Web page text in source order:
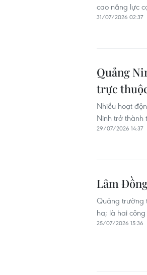
cao năng lực
31/07/2026 02:37
Quảng
trực
Nhiều hoạt
Ninh trở thành
29/07/2026 14:37
Lâm
Quảng trường
ha; là hai
25/07/2026 15:36